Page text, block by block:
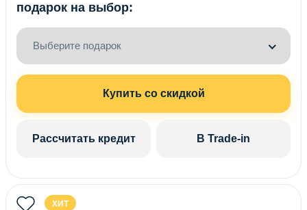
подарок на выбор:
Выберите подарок
Купить со скидкой
Рассчитать кредит В Trade-in
ХИТ